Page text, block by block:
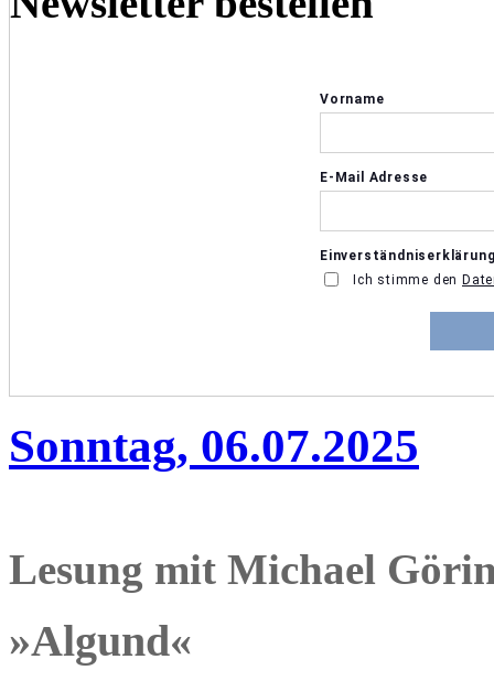
Sonntag, 06.07.2025
Lesung mit Michael
»Algund«